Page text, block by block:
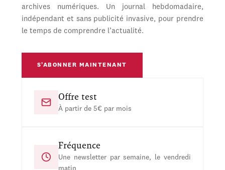
archives numériques. Un journal hebdomadaire,
indépendant et sans publicité invasive, pour prendre
le temps de comprendre l’actualité.
S’ABONNER MAINTENANT
Offre test
À partir de 5€ par mois
Fréquence
Une newsletter par semaine, le vendredi